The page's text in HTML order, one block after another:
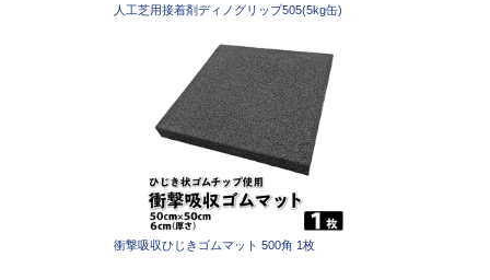
人工芝用接着剤ディノグリップ505(5kg缶)
衝撃吸収ひじきゴムマット 500角 1枚